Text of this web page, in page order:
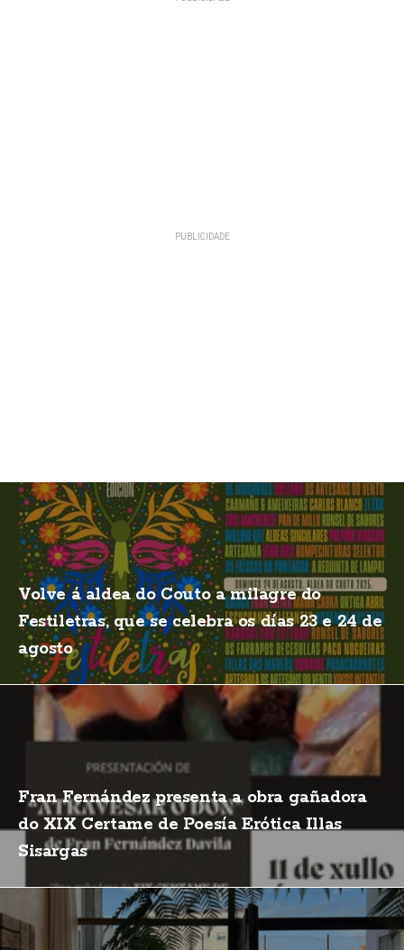
Volve á aldea do Couto a milagre do
Festiletras, que se celebra os días 23 e 24 de
agosto
Fran Fernández presenta a obra gañadora
do XIX Certame de Poesía Erótica Illas
Sisargas